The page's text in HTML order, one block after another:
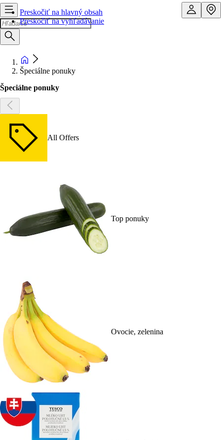
Preskočiť na hlavný obsah
Preskočiť na vyhľadávanie
Špeciálne ponuky
Špeciálne ponuky
All Offers
Top ponuky
Ovocie, zelenina